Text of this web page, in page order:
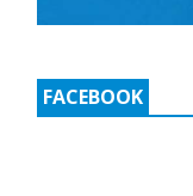
FACEBOOK